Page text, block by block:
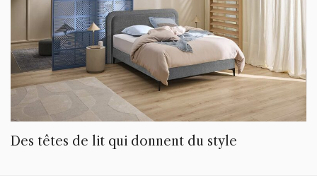
Des têtes de lit qui donnent du style